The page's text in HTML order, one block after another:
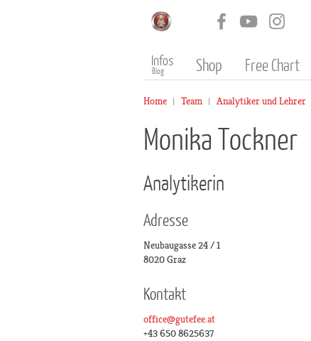
Infos
Blog Shop Free Chart
Home Team Analytiker und Lehrer
Monika Tockner
Analytikerin
Adresse
Neubaugasse 24 / 1
8020 Graz
Kontakt
office@gutefee.at
+43 650 8625637